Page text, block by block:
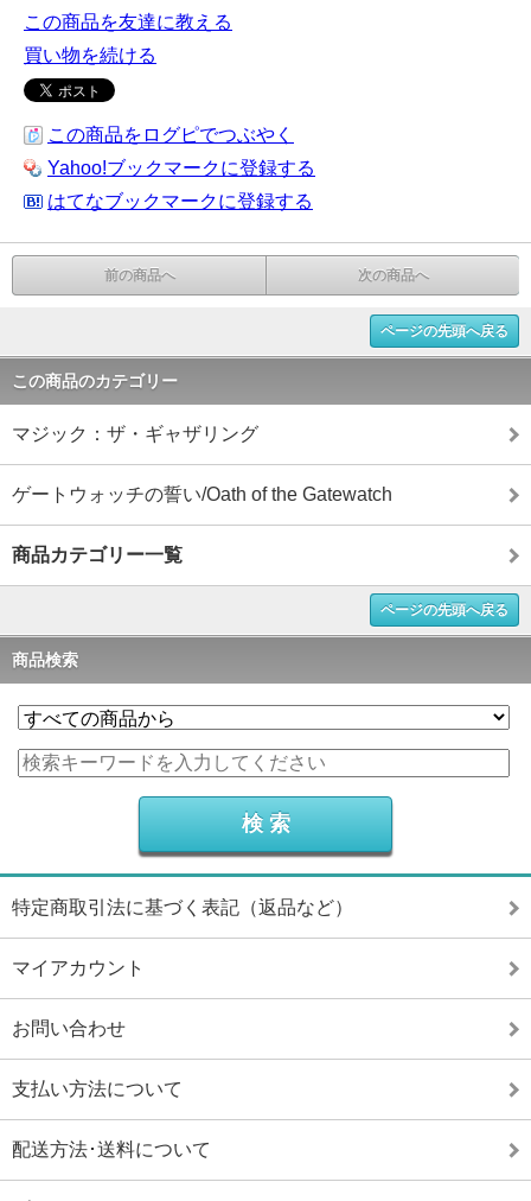
この商品を友達に教える
買い物を続ける
この商品をログピでつぶやく
Yahoo!ブックマークに登録する
はてなブックマークに登録する
前の商品へ 次の商品へ
ページの先頭へ戻る
この商品のカテゴリー
マジック：ザ・ギャザリング
ゲートウォッチの誓い/Oath of the Gatewatch
商品カテゴリー一覧
ページの先頭へ戻る
商品検索
特定商取引法に基づく表記（返品など）
マイアカウント
お問い合わせ
支払い方法について
配送方法･送料について